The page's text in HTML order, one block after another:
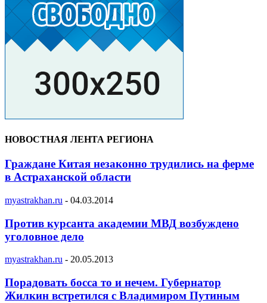
НОВОСТНАЯ ЛЕНТА РЕГИОНА
Граждане Китая незаконно трудились на ферме
в Астраханской области
myastrakhan.ru - 04.03.2014
Против курсанта академии МВД возбуждено
уголовное дело
myastrakhan.ru - 20.05.2013
Порадовать босса то и нечем. Губернатор
Жилкин встретился с Владимиром Путиным